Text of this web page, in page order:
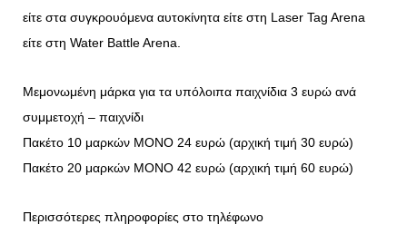
είτε στα συγκρουόμενα αυτοκίνητα είτε στη Laser Tag Arena
είτε στη Water Battle Arena.
Μεμονωμένη μάρκα για τα υπόλοιπα παιχνίδια 3 ευρώ ανά
συμμετοχή – παιχνίδι
Πακέτο 10 μαρκών ΜΟΝΟ 24 ευρώ (αρχική τιμή 30 ευρώ)
Πακέτο 20 μαρκών ΜΟΝΟ 42 ευρώ (αρχική τιμή 60 ευρώ)
Περισσότερες πληροφορίες στο τηλέφωνο